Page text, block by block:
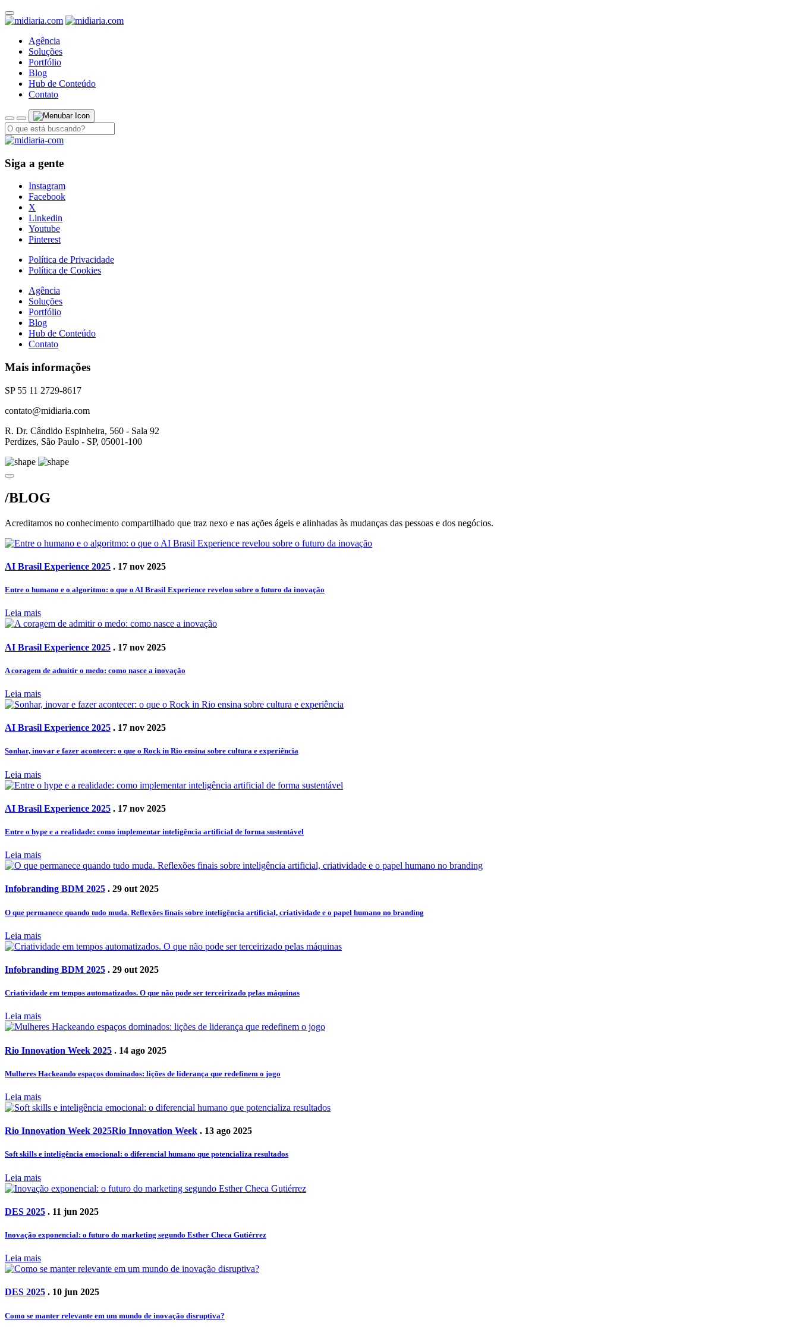
Agência
Soluções
Portfólio
Blog
Hub de Conteúdo
Contato
Siga a gente
Instagram
Facebook
X
Linkedin
Youtube
Pinterest
Política de Privacidade
Política de Cookies
Agência
Soluções
Portfólio
Blog
Hub de Conteúdo
Contato
Mais informações
SP 55 11 2729-8617
contato@midiaria.com
R. Dr. Cândido Espinheira, 560 - Sala 92
Perdizes, São Paulo - SP, 05001-100
/BLOG
Acreditamos no conhecimento compartilhado que traz nexo e nas ações ágeis e alinhadas às mudanças das pessoas e dos negócios.
AI Brasil Experience 2025 . 17 nov 2025
Entre o humano e o algoritmo: o que o AI Brasil Experience revelou sobre o futuro da inovação
Leia mais
AI Brasil Experience 2025 . 17 nov 2025
A coragem de admitir o medo: como nasce a inovação
Leia mais
AI Brasil Experience 2025 . 17 nov 2025
Sonhar, inovar e fazer acontecer: o que o Rock in Rio ensina sobre cultura e experiência
Leia mais
AI Brasil Experience 2025 . 17 nov 2025
Entre o hype e a realidade: como implementar inteligência artificial de forma sustentável
Leia mais
Infobranding BDM 2025 . 29 out 2025
O que permanece quando tudo muda. Reflexões finais sobre inteligência artificial, criatividade e o papel humano no branding
Leia mais
Infobranding BDM 2025 . 29 out 2025
Criatividade em tempos automatizados. O que não pode ser terceirizado pelas máquinas
Leia mais
Rio Innovation Week 2025 . 14 ago 2025
Mulheres Hackeando espaços dominados: lições de liderança que redefinem o jogo
Leia mais
Rio Innovation Week 2025Rio Innovation Week . 13 ago 2025
Soft skills e inteligência emocional: o diferencial humano que potencializa resultados
Leia mais
DES 2025 . 11 jun 2025
Inovação exponencial: o futuro do marketing segundo Esther Checa Gutiérrez
Leia mais
DES 2025 . 10 jun 2025
Como se manter relevante em um mundo de inovação disruptiva?